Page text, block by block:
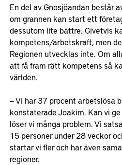
En del av Gnosjöandan består
om grannen kan start ett
dessutom lite bättre. Givetvis
kompetens/arbetskraft, men
Regionen utvecklas inte. Om
att få fram rätt kompetens så
världen.
– Vi har 37 procent arbetslösa
konstaterade Joakim. Kan vi
löser vi många problem. Vi
15 personer under 28 veckor
startar vi fler och har även
regioner.